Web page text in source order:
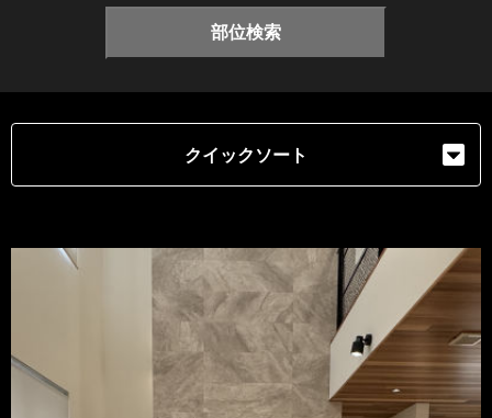
部位検索
クイックソート